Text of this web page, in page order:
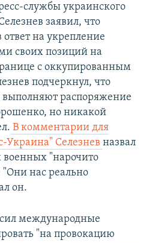
службы украинского
заявил, что
на укрепление
своих позиций на
с оккупированным
подчеркнул, что
распоряжение
но никакой
В комментарии для
Украина" Селезнев назвал
военных "нарочито
нас реально
он.
международные
"на провокацию